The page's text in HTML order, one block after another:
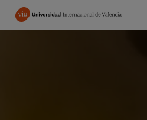
Pasar